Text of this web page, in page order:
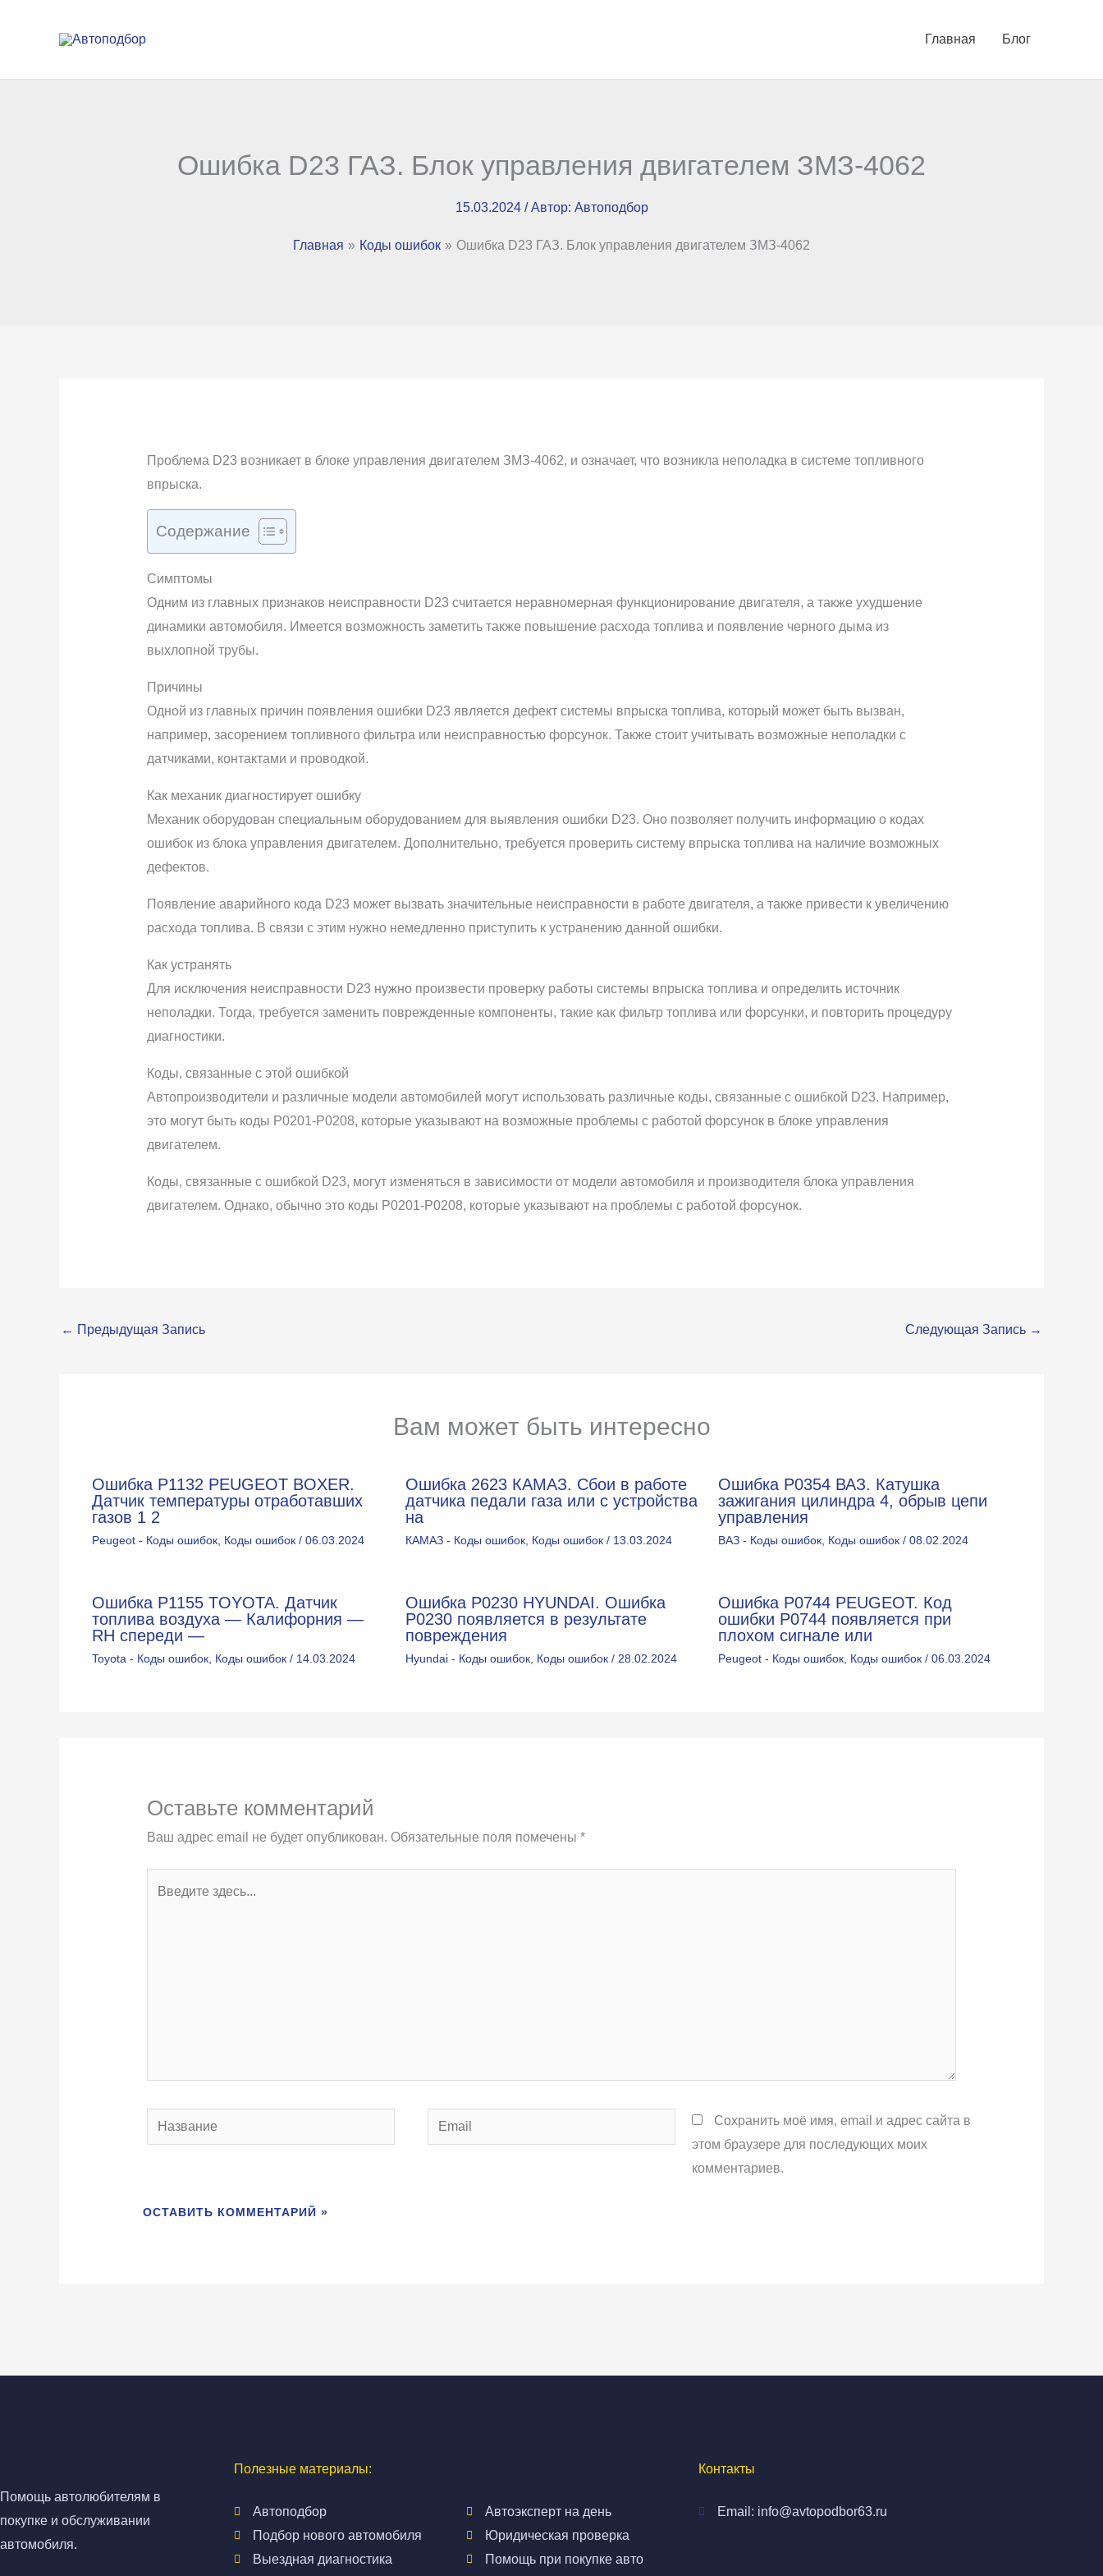
Главная Блог
Ошибка D23 ГАЗ. Блок управления двигателем ЗМЗ-4062
15.03.2024 / Автор: Автоподбор
Главная Коды ошибок Ошибка D23 ГАЗ. Блок управления двигателем ЗМЗ-4062
Проблема D23 возникает в блоке управления двигателем ЗМЗ-4062, и означает, что возникла неполадка в системе топливного
впрыска.
Содержание
Симптомы
Одним из главных признаков неисправности D23 считается неравномерная функционирование двигателя, а также ухудшение
динамики автомобиля. Имеется возможность заметить также повышение расхода топлива и появление черного дыма из
выхлопной трубы.
Причины
Одной из главных причин появления ошибки D23 является дефект системы впрыска топлива, который может быть вызван,
например, засорением топливного фильтра или неисправностью форсунок. Также стоит учитывать возможные неполадки с
датчиками, контактами и проводкой.
Как механик диагностирует ошибку
Механик оборудован специальным оборудованием для выявления ошибки D23. Оно позволяет получить информацию о кодах
ошибок из блока управления двигателем. Дополнительно, требуется проверить систему впрыска топлива на наличие возможных
дефектов.
Появление аварийного кода D23 может вызвать значительные неисправности в работе двигателя, а также привести к увеличению
расхода топлива. В связи с этим нужно немедленно приступить к устранению данной ошибки.
Как устранять
Для исключения неисправности D23 нужно произвести проверку работы системы впрыска топлива и определить источник
неполадки. Тогда, требуется заменить поврежденные компоненты, такие как фильтр топлива или форсунки, и повторить процедуру
диагностики.
Коды, связанные с этой ошибкой
Автопроизводители и различные модели автомобилей могут использовать различные коды, связанные с ошибкой D23. Например,
это могут быть коды P0201-P0208, которые указывают на возможные проблемы с работой форсунок в блоке управления
двигателем.
Коды, связанные с ошибкой D23, могут изменяться в зависимости от модели автомобиля и производителя блока управления
двигателем. Однако, обычно это коды P0201-P0208, которые указывают на проблемы с работой форсунок.
← Предыдущая Запись Следующая Запись →
Вам может быть интересно
Ошибка P1132 PEUGEOT BOXER.
Датчик температуры отработавших
газов 1 2
Peugeot - Коды ошибок, Коды ошибок / 06.03.2024
Ошибка 2623 КАМАЗ. Сбои в работе
датчика педали газа или с устройства
на
КАМАЗ - Коды ошибок, Коды ошибок/ 13.03.2024
Ошибка P0354 ВАЗ. Катушка
зажигания цилиндра 4, обрыв цепи
управления
ВАЗ - Коды ошибок, Коды ошибок /08.02.2024
Ошибка P1155 TOYOTA. Датчик
топлива воздуха — Калифорния —
RH спереди —
Toyota - Коды ошибок, Коды ошибок / 14.03.2024
Ошибка P0230 HYUNDAI. Ошибка
Р0230 появляется в результате
повреждения
Hyundai - Коды ошибок, Коды ошибок/ 28.02.2024
Ошибка P0744 PEUGEOT. Код
ошибки Р0744 появляется при
плохом сигнале или
Peugeot - Коды ошибок, Коды ошибок /06.03.2024
Оставьте комментарий
Ваш адрес email не будет опубликован. Обязательные поля помечены *
Название Email
Сохранить моё имя, email и адрес сайта в
этом браузере для последующих моих
комментариев.
Помощь автолюбителям в
покупке и обслуживании
автомобиля.
Полезные материалы:
Автоподбор
Подбор нового автомобиля
Выездная диагностика
Автоэксперт на день
Юридическая проверка
Помощь при покупке авто
Контакты
Email: info@avtopodbor63.ru